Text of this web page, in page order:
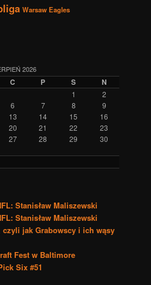
Warsaw Eagles
2026
C P S N
1
2
6 7 8
9
13 14 15
16
20 21 22
23
27 28 29
30
Stanisław Maliszewski
Stanisław Maliszewski
czyli jak Grabowscy i ich wąsy
Fest w Baltimore
Six #51